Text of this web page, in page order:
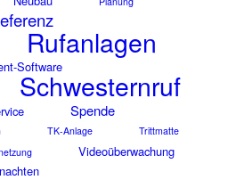
Rufanlagen
Software
Schwesternruf
Spende
TK-Anlage Trittmatte
Videoüberwachung